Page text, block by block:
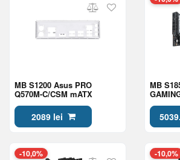
MB S1200 Asus PRO
Q570M-C/CSM mATX
2089 lei
MB
mATX
-10,0% -10,0%